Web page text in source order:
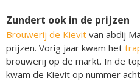
Zundert ook in de prijzen
Brouwerij de Kievit van abdij
prijzen. Vorig jaar kwam het
brouwerij op de markt. In de
kwam de Kievit op nummer